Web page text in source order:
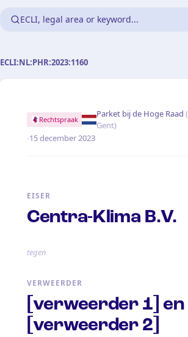
ECLI, legal area or keyword...
ECLI:NL:PHR:2023:1160
Rechtspraak
Parket bij de Hoge Raad (
Gent)
·15 december 2023
EISER
Centra-Klima B.V.
tegen
VERWEERDER
[verweerder 1] en
[verweerder 2]